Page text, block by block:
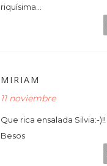
riquísima...
MIRIAM
11 noviembre
Que rica ensalada Silvia:-)!!
Besos